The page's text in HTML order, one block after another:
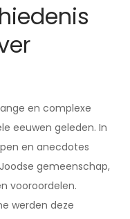
en complexe
eeuwen geleden. In
en anecdotes
gemeenschap,
vooroordelen.
werden deze